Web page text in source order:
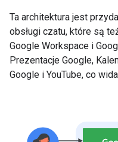
Ta architektura jest
obsługi czatu, które są
Google Workspace i
Prezentacje Google,
Google i YouTube, co